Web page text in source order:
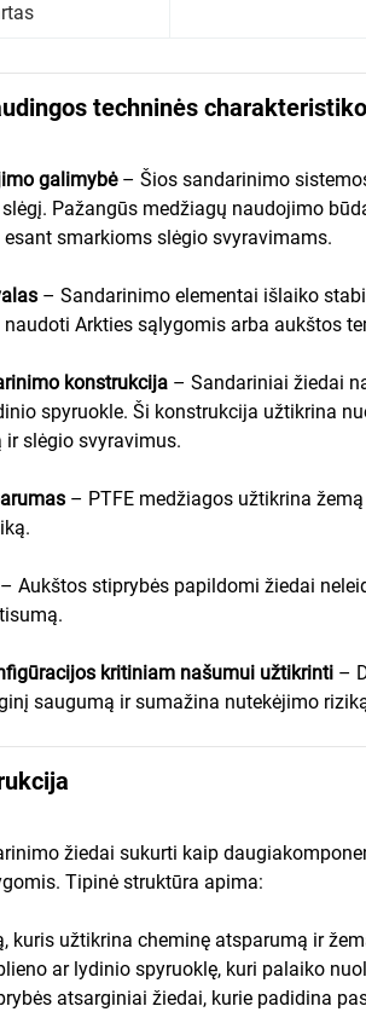
techninės
galimybė – Šios sandarinimo
Pažangūs medžiagų naudojimo
smarkioms slėgio svyravimams.
– Sandarinimo elementai išlaiko
naudoti Arkties sąlygomis arba aukštos
konstrukcija – Sandariniai žiedai
spyruokle. Ši konstrukcija užtikrina
slėgio svyravimus.
– PTFE medžiagos užtikrina
– Aukštos stiprybės papildomi žiedai
kritiniam našumui užtikrinti –
saugumą ir sumažina nutekėjimo
žiedai sukurti kaip
Tipinė struktūra apima:
kuris užtikrina cheminę atsparumą ir
ar lydinio spyruoklę, kuri palaiko
atsarginiai žiedai, kurie padidina